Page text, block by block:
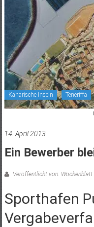
Kanarische Inseln Teneriffa
14. April 2013
Ein Bewerber
Veröffentlicht von: Wochenblatt
Sporthafen